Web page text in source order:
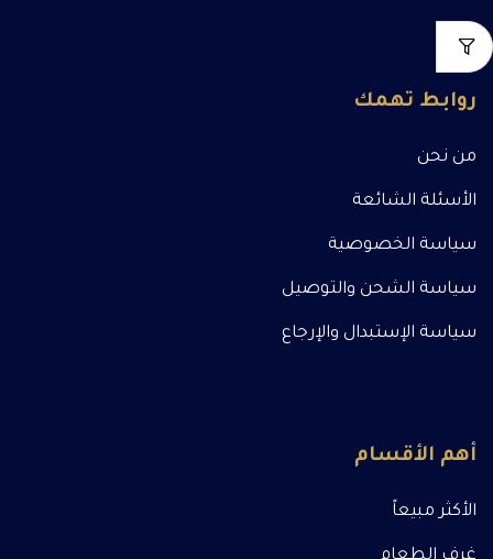
روابط تهمك
من نحن
الأسئلة الشائعة
سياسة الخصوصية
سياسة الشحن والتوصيل
سياسة الإستبدال والإرجاع
أهم الأقسام
الأكثر مبيعاً